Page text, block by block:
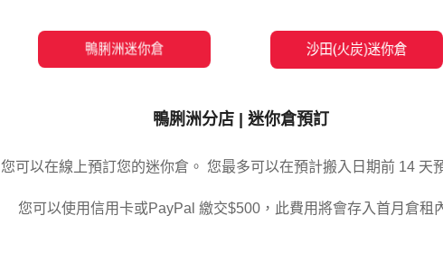
鴨脷洲分店 | 迷你倉預訂
您可以在線上預訂您的迷你倉 。 您最多可以在預計搬入日期前 14 天
您可以使用信用卡或PayPal 繳交$500，此費用將會存入首月倉租